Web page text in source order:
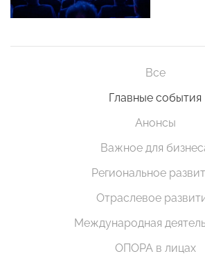
Все
Главные события
Анонсы
Важное для
Региональное
Отраслевое
Международная
ОПОРА в лицах